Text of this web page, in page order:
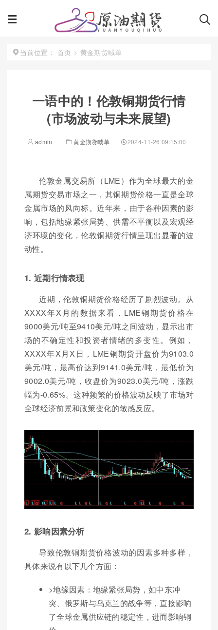
当前位置： 首页 > 黄金期货喊单
一语中的！伦敦铜期货行情
(市场波动与未来展望)
admin 黄金期货喊单 2024-11-26 09:15:00
伦敦金属交易所（LME）作为全球最大的金
属期货交易市场之一，其铜期货价格一直是全球
金属市场的风向标。近年来，由于各种因素的影
响，包括地缘紧张局势、供需不平衡以及宏观经
济环境的变化，伦敦铜期货行情呈现出显著的波
动性。
1. 近期行情表现
近期，伦敦铜期货价格经历了剧烈波动。从
XXXX年X月的数据来看，LME铜期货价格在
9000美元/吨至9410美元/吨之间波动，显示出市
场的不确定性和投资者情绪的多变性。例如，
XXXX年X月X日，LME铜期货开盘价为9103.0
美元/吨，最高价达到9141.0美元/吨，最低价为
9002.0美元/吨，收盘价为9023.0美元/吨，涨跌
幅为-0.65%。这种频繁的价格波动反映了市场对
全球经济前景和政策变化的敏感反应。
2. 影响因素分析
导致伦敦铜期货价格波动的因素多种多样，
具体来说有以下几个方面：
>地缘因素：地缘紧张局势，如中东冲
突、俄罗斯与乌克兰的战争等，直接影响
了全球金属供应链的稳定性，进而影响铜